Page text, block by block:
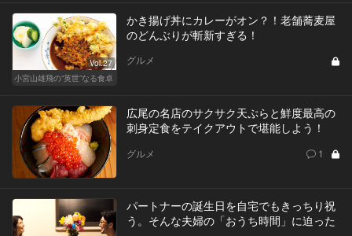
Vol.27
小宮山雄飛の“英世”なる食卓
かき揚げ丼にカレーがオン？！老舗蕎麦屋
のどんぶりが斬新すぎる！
グルメ
広尾の名店のサクサク天ぷらと鮮度最高の
刺身定食をテイクアウトで堪能しよう！
グルメ 1
パートナーの誕生日を自宅でもきっちり祝
う。そんな夫婦の「おうち時間」に迫った